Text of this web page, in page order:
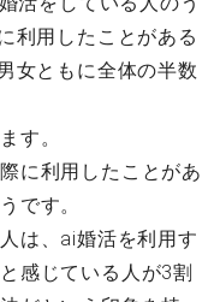
利用したことがある
女ともに全体の半数
す。
に利用したことがあ
です。
は、ai婚活を利用す
感じている人が3割